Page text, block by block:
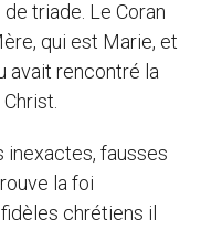
triade. Le Coran
qui est Marie, et
avait rencontré la
inexactes, fausses
la foi
chrétiens il